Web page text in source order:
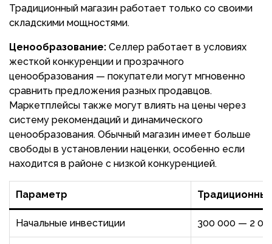
Традиционный магазин работает только со своими
складскими мощностями.
Ценообразование: Селлер работает в условиях
жесткой конкуренции и прозрачного
ценообразования — покупатели могут мгновенно
сравнить предложения разных продавцов.
Маркетплейсы также могут влиять на цены через
систему рекомендаций и динамического
ценообразования. Обычный магазин имеет больше
свободы в установлении наценки, особенно если
находится в районе с низкой конкуренцией.
Параметр
Начальные инвестиции 300 000 — 2